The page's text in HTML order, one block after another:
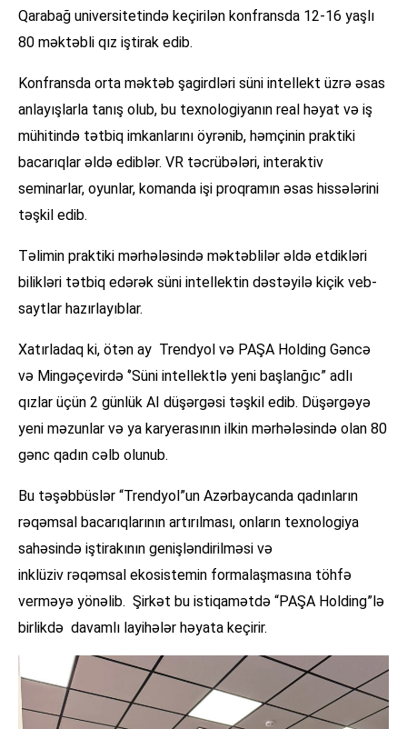
Qarabağ universitetində keçirilən konfransda 12-16 yaşlı
80 məktəbli qız iştirak edib.
Konfransda orta məktəb şagirdləri süni intellekt üzrə əsas
anlayışlarla tanış olub, bu texnologiyanın real həyat və iş
mühitində tətbiq imkanlarını öyrənib, həmçinin praktiki
bacarıqlar əldə ediblər. VR təcrübələri, interaktiv
seminarlar, oyunlar, komanda işi proqramın əsas hissələrini
təşkil edib.
Təlimin praktiki mərhələsində məktəblilər əldə etdikləri
bilikləri tətbiq edərək süni intellektin dəstəyilə kiçik veb-
saytlar hazırlayıblar.
Xatırladaq ki, ötən ay Trendyol və PAŞA Holding Gəncə
və Mingəçevirdə ‘’Süni intellektlə yeni başlanğıc” adlı
qızlar üçün 2 günlük AI düşərgəsi təşkil edib. Düşərgəyə
yeni məzunlar və ya karyerasının ilkin mərhələsində olan 80
gənc qadın cəlb olunub.
Bu təşəbbüslər “Trendyol”un Azərbaycanda qadınların
rəqəmsal bacarıqlarının artırılması, onların texnologiya
sahəsində iştirakının genişləndirilməsi və
inklüziv rəqəmsal ekosistemin formalaşmasına töhfə
verməyə yönəlib. Şirkət bu istiqamətdə “PAŞA Holding”lə
birlikdə davamlı layihələr həyata keçirir.